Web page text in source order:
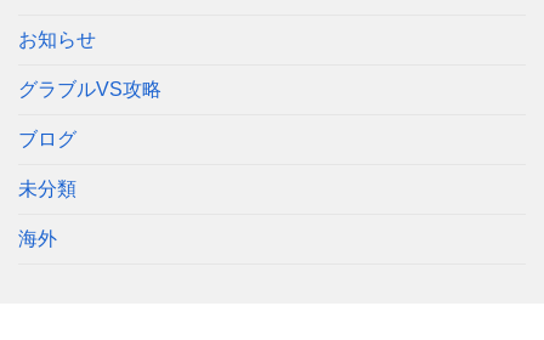
お知らせ
グラブルVS攻略
ブログ
未分類
海外